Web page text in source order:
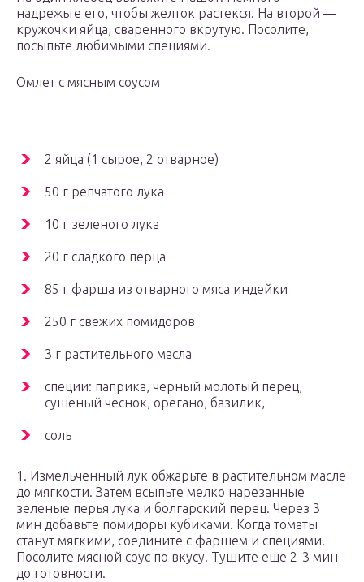
надрежьте его, чтобы желток растекся. На второй —
кружочки яйца, сваренного вкрутую. Посолите,
посыпьте любимыми специями.
Омлет с мясным соусом
2 яйца (1 сырое, 2 отварное)
50 г репчатого лука
10 г зеленого лука
20 г сладкого перца
85 г фарша из отварного мяса индейки
250 г свежих помидоров
3 г растительного масла
специи: паприка, черный молотый перец,
сушеный чеснок, орегано, базилик,
соль
1. Измельченный лук обжарьте в растительном масле
до мягкости. Затем всыпьте мелко нарезанные
зеленые перья лука и болгарский перец. Через 3
мин добавьте помидоры кубиками. Когда томаты
станут мягкими, соедините с фаршем и специями.
Посолите мясной соус по вкусу. Тушите еще 2-3 мин
до готовности.